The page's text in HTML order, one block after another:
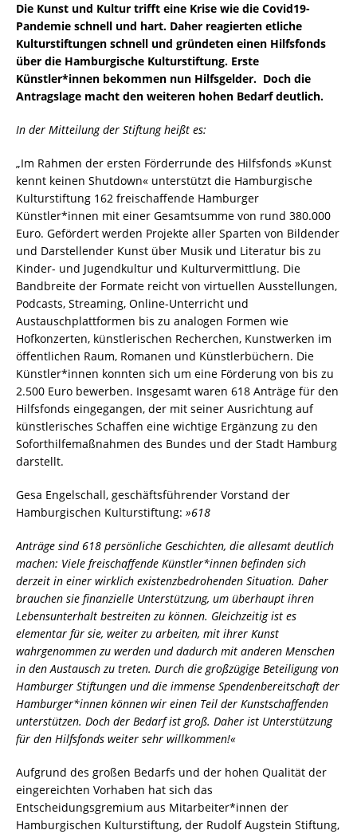
Die Kunst und Kultur trifft eine Krise wie die Covid19-
Pandemie schnell und hart. Daher reagierten etliche
Kulturstiftungen schnell und gründeten einen Hilfsfonds
über die Hamburgische Kulturstiftung. Erste
Künstler*innen bekommen nun Hilfsgelder. Doch die
Antragslage macht den weiteren hohen Bedarf deutlich.
In der Mitteilung der Stiftung heißt es:
„Im Rahmen der ersten Förderrunde des Hilfsfonds »Kunst
kennt keinen Shutdown« unterstützt die Hamburgische
Kulturstiftung 162 freischaffende Hamburger
Künstler*innen mit einer Gesamtsumme von rund 380.000
Euro. Gefördert werden Projekte aller Sparten von Bildender
und Darstellender Kunst über Musik und Literatur bis zu
Kinder- und Jugendkultur und Kulturvermittlung. Die
Bandbreite der Formate reicht von virtuellen Ausstellungen,
Podcasts, Streaming, Online-Unterricht und
Austauschplattformen bis zu analogen Formen wie
Hofkonzerten, künstlerischen Recherchen, Kunstwerken im
öffentlichen Raum, Romanen und Künstlerbüchern. Die
Künstler*innen konnten sich um eine Förderung von bis zu
2.500 Euro bewerben. Insgesamt waren 618 Anträge für den
Hilfsfonds eingegangen, der mit seiner Ausrichtung auf
künstlerisches Schaffen eine wichtige Ergänzung zu den
Soforthilfemaßnahmen des Bundes und der Stadt Hamburg
darstellt.
Gesa Engelschall, geschäftsführender Vorstand der
Hamburgischen Kulturstiftung: »618
Anträge sind 618 persönliche Geschichten, die allesamt deutlich
machen: Viele freischaffende Künstler*innen befinden sich
derzeit in einer wirklich existenzbedrohenden Situation. Daher
brauchen sie finanzielle Unterstützung, um überhaupt ihren
Lebensunterhalt bestreiten zu können. Gleichzeitig ist es
elementar für sie, weiter zu arbeiten, mit ihrer Kunst
wahrgenommen zu werden und dadurch mit anderen Menschen
in den Austausch zu treten. Durch die großzügige Beteiligung von
Hamburger Stiftungen und die immense Spendenbereitschaft der
Hamburger*innen können wir einen Teil der Kunstschaffenden
unterstützen. Doch der Bedarf ist groß. Daher ist Unterstützung
für den Hilfsfonds weiter sehr willkommen!«
Aufgrund des großen Bedarfs und der hohen Qualität der
eingereichten Vorhaben hat sich das
Entscheidungsgremium aus Mitarbeiter*innen der
Hamburgischen Kulturstiftung, der Rudolf Augstein Stiftung,